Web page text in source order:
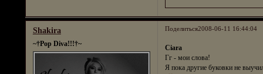
Поделиться2008-06-11 16:44:04
Shakira
~†Pop Diva!!!†~
Ciara
Гг - мои слова!
Я пока другие буковки не